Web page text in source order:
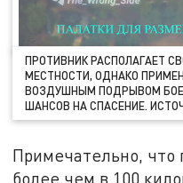
ПРОТИВНИК РАСПОЛАГАЕТ
МЕСТНОСТИ, ОДНАКО
ВОЗДУШНЫМ ПОДРЫВОМ
ШАНСОВ НА СПАСЕНИЕ.
Примечательно, что
более чем в 100